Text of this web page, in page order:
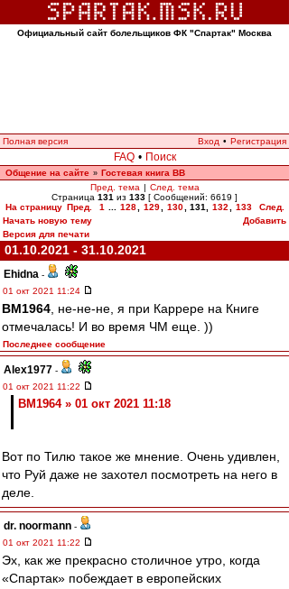
Официальный сайт болельщиков ФК "Спартак" Москва
Полная версия Вход • Регистрация
FAQ • Поиск
Общение на сайте » Гостевая книга ВВ
Пред. тема | След. тема
Страница 131 из 133 [ Сообщений: 6619 ]
На страницу Пред. 1 128 129 130 131 132 133
След.
Начать новую тему
Добавить
Версия для печати
01.10.2021 - 31.10.2021
Ehidna -
01 окт 2021 11:24
BM1964 , не-не-не, я при Каррере на Книге
отмечалась! И во время ЧМ еще. ))
Последнее сообщение
Alex1977 -
01 окт 2021 11:22
BM1964 » 01 окт 2021 11:18
Вот по Тилю такое же мнение. Очень удивлен,
что Руй даже не захотел посмотреть на него в
деле.
dr. noormann -
01 окт 2021 11:22
Эх, как же прекрасно столичное утро, когда
«Спартак» побеждает в европейских